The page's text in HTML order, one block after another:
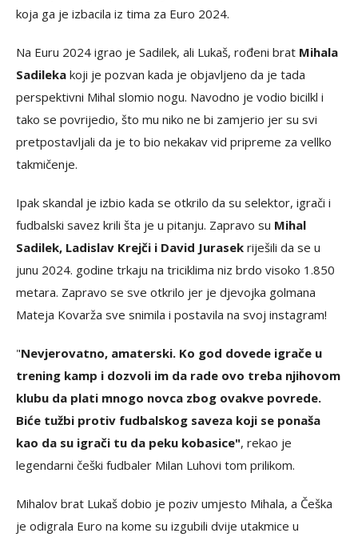
koja ga je izbacila iz tima za Euro 2024.
Na Euru 2024 igrao je Sadilek, ali Lukaš, rođeni brat Mihala
Sadileka koji je pozvan kada je objavljeno da je tada
perspektivni Mihal slomio nogu. Navodno je vodio bicilkl i
tako se povrijedio, što mu niko ne bi zamjerio jer su svi
pretpostavljali da je to bio nekakav vid pripreme za vellko
takmičenje.
Ipak skandal je izbio kada se otkrilo da su selektor, igrači i
fudbalski savez krili šta je u pitanju. Zapravo su Mihal
Sadilek, Ladislav Krejči i David Jurasek riješili da se u
junu 2024. godine trkaju na triciklima niz brdo visoko 1.850
metara. Zapravo se sve otkrilo jer je djevojka golmana
Mateja Kovarža sve snimila i postavila na svoj instagram!
"Nevjerovatno, amaterski. Ko god dovede igrače u
trening kamp i dozvoli im da rade ovo treba njihovom
klubu da plati mnogo novca zbog ovakve povrede.
Biće tužbi protiv fudbalskog saveza koji se ponaša
kao da su igrači tu da peku kobasice", rekao je
legendarni češki fudbaler Milan Luhovi tom prilikom.
Mihalov brat Lukaš dobio je poziv umjesto Mihala, a Češka
je odigrala Euro na kome su izgubili dvije utakmice u